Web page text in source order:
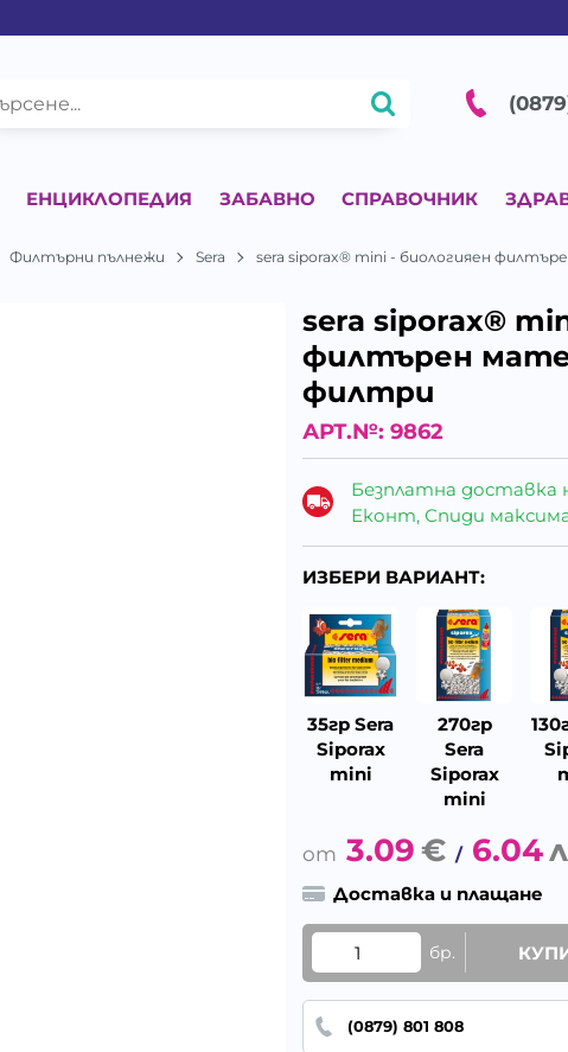
ЕНЦИКЛОПЕДИЯ ЗАБАВНО СПРАВОЧНИК
Филтърни пълнежи Sera sera siporax® mini - биологияен
sera siporax®
филтърен
филтри
АРТ.№: 9862
Безплатна доставка
Еконт, Спиди
ИЗБЕРИ ВАРИАНТ:
35гр Sera
Siporax
mini
270гр
Sera
Siporax
mini
3.09€ / 6.04
Доставка и плащане
бр.
(0879) 801 808